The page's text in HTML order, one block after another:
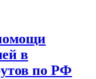
в
по РФ